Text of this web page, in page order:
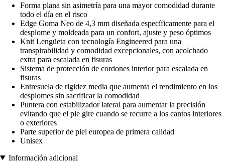
Forma plana sin asimetría para una mayor comodidad durante
todo el día en el risco
Edge Goma Neo de 4,3 mm diseñada específicamente para el
desplome y moldeada para un confort, ajuste y peso óptimos
Knit Lengüeta con tecnología Engineered para una
transpirabilidad y comodidad excepcionales, con acolchado
extra para escalada en fisuras
Sistema de protección de cordones interior para escalada en
fisuras
Entresuela de rigidez media que aumenta el rendimiento en los
desplomes sin sacrificar la comodidad
Puntera con estabilizador lateral para aumentar la precisión
evitando que el pie gire cuando se recurre a los cantos interiores
o exteriores
Parte superior de piel europea de primera calidad
Unisex
Información adicional